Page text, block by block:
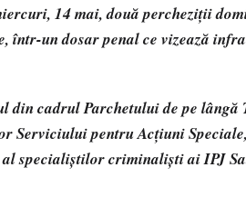
14 mai, două percheziții
într-un dosar penal ce vizează
din cadrul Parchetului de pe lângă
Serviciului pentru Acțiuni
specialiștilor criminaliști ai IPJ